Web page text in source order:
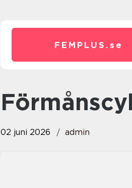
FEMPLUS. se
02 juni 2026 admin